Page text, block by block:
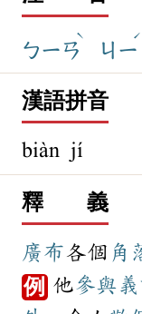
ㄅㄧㄢ
ˋ
ㄐㄧ
ˊ
漢語拼音
biàn jí
釋 義
廣布各個 角
例 他參與